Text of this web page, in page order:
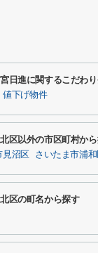
日進に関するこだわ
値下げ物件
区以外の市区町村か
見沼区 さいたま市浦和
区の町名から探す